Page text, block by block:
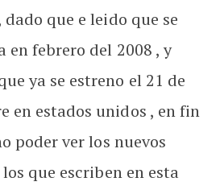
que e leido que se
en febrero del 2008 , y
ya se estreno el 21 de
en estados unidos , en fin
poder ver los nuevos
que escriben en esta